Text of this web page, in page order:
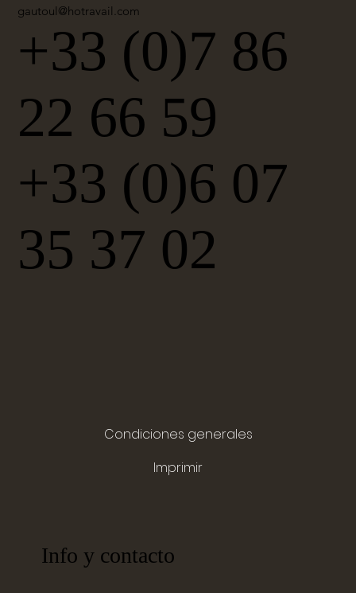
gautoul@hotravail.com
+33 (0)7 86
22 66 59
+33 (0)6 07
35 37 02
Info y contacto
Condiciones generales
Imprimir